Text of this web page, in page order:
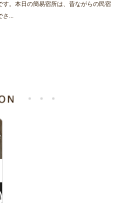
す。本日の簡易宿所は、昔ながらの民宿
...